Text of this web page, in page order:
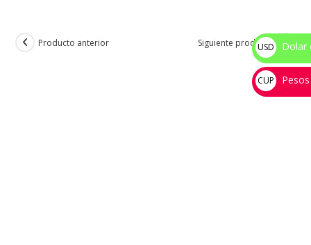
Producto anterior Siguiente producto
USD
$
Dolar
CUP
💰
Pesos